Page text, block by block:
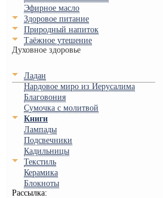
Эфирное масло
Здоровое питание
Природный напиток
Таёжное утешение
Духовное здоровье
Ладан
Нардовое миро из Иерусалима
Благовония
Сумочка с молитвой
Книги
Лампады
Подсвечники
Кадильницы
Текстиль
Керамика
Блокноты
Рассылка: